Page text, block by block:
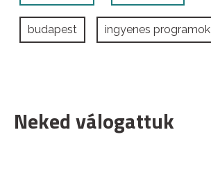
budapest ingyenes programok
Neked válogattuk